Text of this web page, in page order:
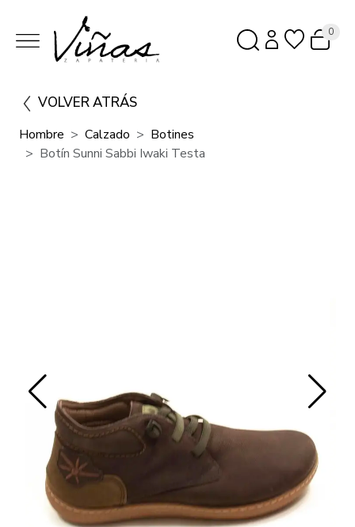
0
VOLVER ATRÁS
Hombre Calzado
Botines
Botín Sunni Sabbi Iwaki Testa